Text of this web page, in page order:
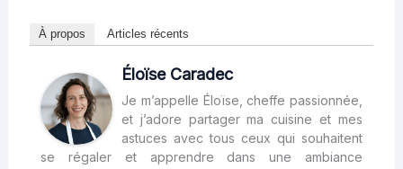
À propos Articles récents
Éloïse Caradec
Je m’appelle Éloïse, cheffe passionnée,
et j’adore partager ma cuisine et mes
astuces avec tous ceux qui souhaitent
se régaler et apprendre dans une ambiance